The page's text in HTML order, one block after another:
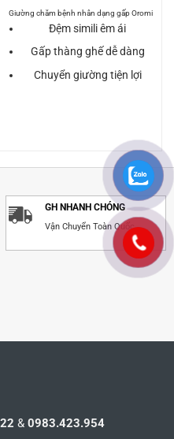
là:
2.500.000₫.
hiện
tại
Giường chăm bệnh nhân dạng gấp Oromi
Đệm simili êm ái
Gấp thàng ghế dễ dàng
Chuyển giường tiện lợi
GH NHANH CHÓNG
Vận Chuyển Toàn Quốc
& 0983.423.954